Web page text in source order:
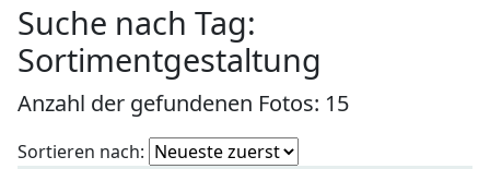
Suche nach Tag:
Sortimentgestaltung
Anzahl der gefundenen Fotos: 15
Sortieren nach: